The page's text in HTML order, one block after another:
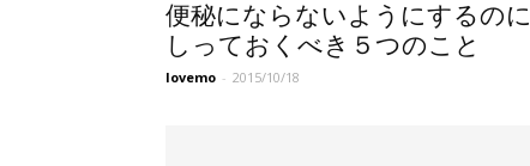
便秘にならないようにするのに
しっておくべき５つのこと
lovemo - 2015/10/18